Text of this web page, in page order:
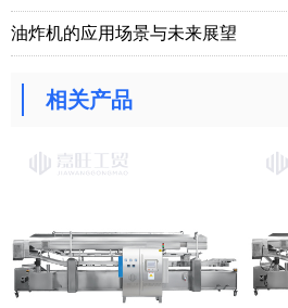
油炸机的应用场景与未来展望
相关产品